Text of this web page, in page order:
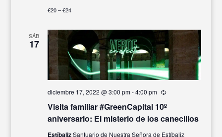
€20 – €24
SÁB
17
Visita familiar #GreenCapital 10º
aniversario: El misterio de los canecillos
diciembre 17, 2022 @ 3:00 pm-4:00 pm Recurrente
EstíbalizSantuario de Nuestra Señora de Estíbaliz